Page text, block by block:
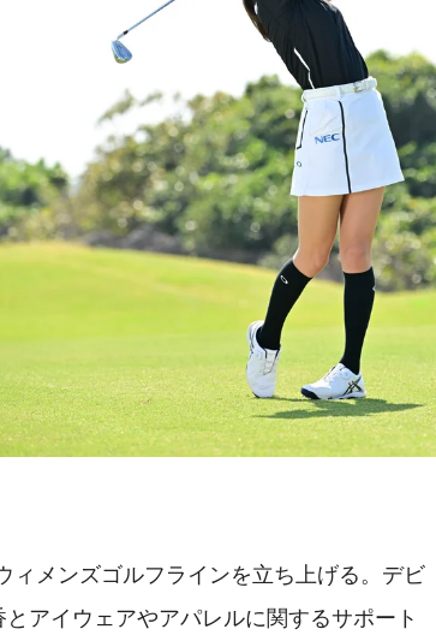
メンズゴルフラインを立ち上げる。デビ
アイウェアやアパレルに関するサポート